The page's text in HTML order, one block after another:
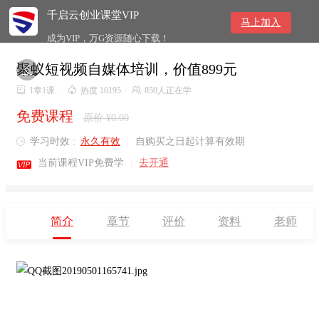
千启云创业课堂VIP
成为VIP，万G资源随心下载！
马上加入

聚蚁短视频自媒体培训，价值899元
 1章1课  热度 10195  850人正在学
免费课程 原价 ¥0.00
 学习时效 : 永久有效 自购买之日起计算有效期
 当前课程VIP免费学 去开通
简介 章节 评价 资料 老师